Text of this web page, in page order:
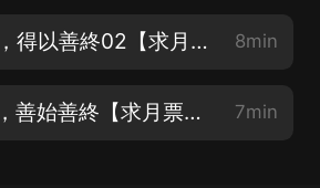
006 隨遇知足，得以善終02【求月票，評論，分享】 8min
007 自查自省，善始善終【求月票，評論，分享】 7min